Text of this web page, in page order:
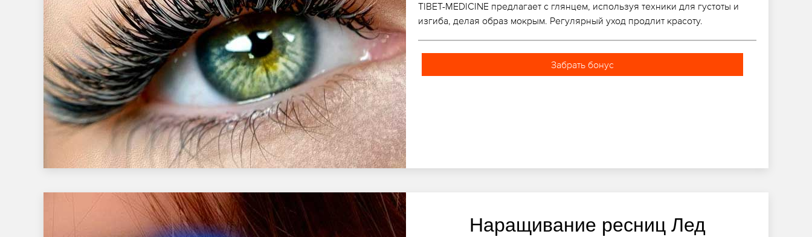
TIBET-MEDICINE предлагает с глянцем, используя техники для густоты и
изгиба, делая образ мокрым. Регулярный уход продлит красоту.
Забрать бонус
Наращивание ресниц Лед